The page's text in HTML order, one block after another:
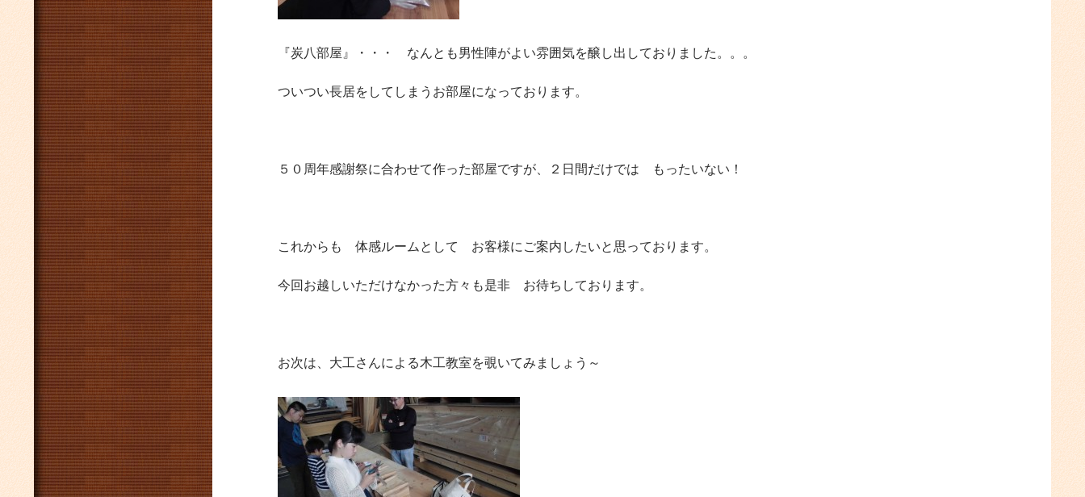
『炭八部屋』・・・ なんとも男性陣がよい雰囲気を醸し出しておりました。。。
ついつい長居をしてしまうお部屋になっております。
５０周年感謝祭に合わせて作った部屋ですが、２日間だけでは もったいない！
これからも 体感ルームとして お客様にご案内したいと思っております。
今回お越しいただけなかった方々も是非 お待ちしております。
お次は、大工さんによる木工教室を覗いてみましょう～